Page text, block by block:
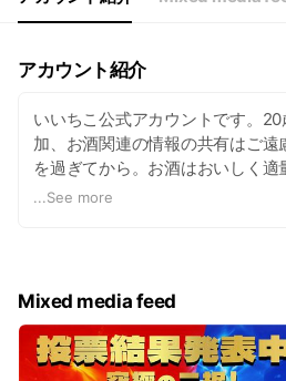
アカウント紹介
いいちこ公式アカウントです。
加、お酒関連の情報の共有はご
を過ぎてから。お酒はおいしく
飲酒は、胎児・乳児の発育に影響
...See more
Mixed media feed